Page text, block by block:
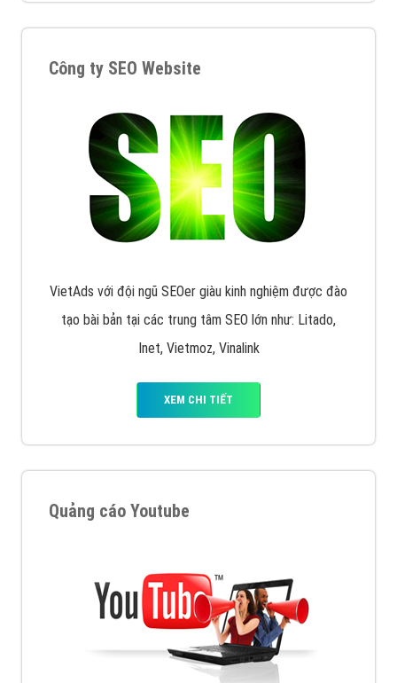
Công ty SEO Website
VietAds với đội ngũ SEOer giàu kinh nghiệm được đào
tạo bài bản tại các trung tâm SEO lớn như: Litado,
Inet, Vietmoz, Vinalink
XEM CHI TIẾT
Quảng cáo Youtube